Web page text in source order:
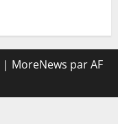
| MoreNews par AF